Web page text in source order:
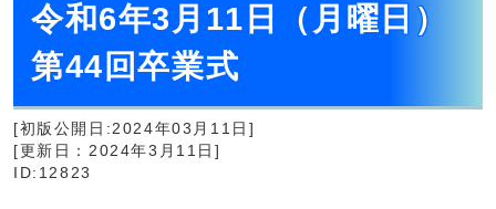
令和6年3月11日（月曜日）
第44回卒業式
[初版公開日:2024年03月11日]
[更新日：2024年3月11日]
ID:12823